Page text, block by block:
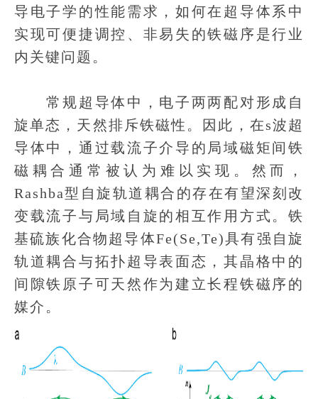
导电子学的性能需求，如何在超导体系中
实现可便捷调控、非易失的铁磁序是行业
内关键问题。
常规超导体中，电子两两配对形成自
旋单态，天然排斥铁磁性。因此，在s波超
导体中，通过载流子介导的局域磁矩间铁
磁耦合通常被认为难以实现。然而，
Rashba型自旋轨道耦合的存在有望深刻改
变载流子与局域自旋的相互作用方式。铁
基硫族化合物超导体Fe(Se,Te)具有强自旋
轨道耦合与拓扑超导表面态，其晶格中的
间隙铁原子可天然作为建立长程铁磁序的
媒介。